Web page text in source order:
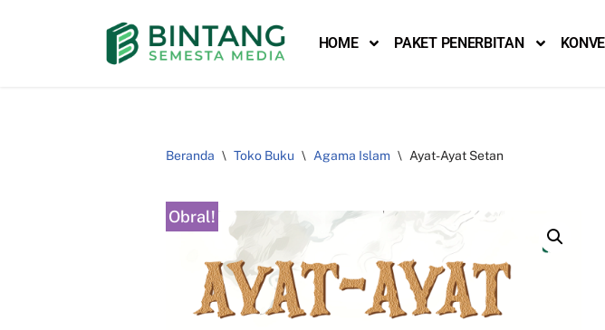
HOME PAKET PENERBITAN
Beranda \ Toko Buku \ Agama Islam \ Ayat-Ayat Setan
Obral!